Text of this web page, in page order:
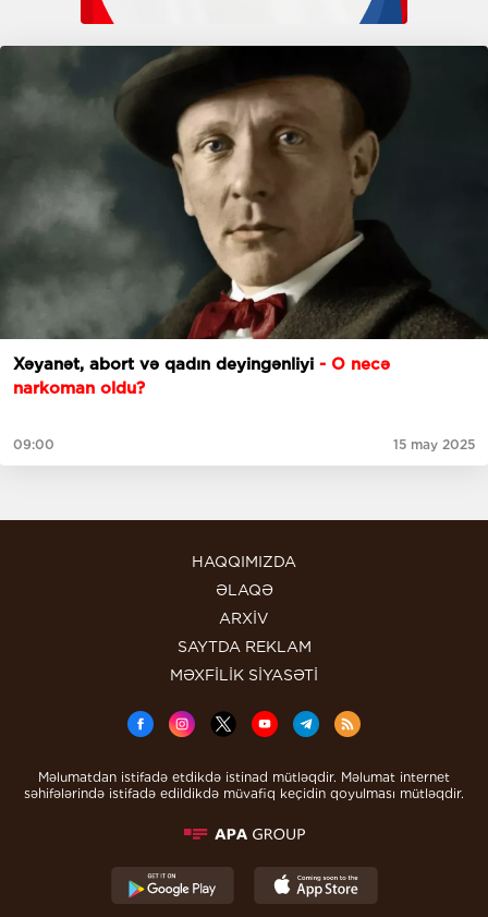
Xəyanət, abort və qadın deyingənliyi - O necə
narkoman oldu?
09:00 15 may 2025
HAQQIMIZDA
ƏLAQƏ
ARXİV
SAYTDA REKLAM
MƏXFİLİK SİYASƏTİ
Məlumatdan istifadə etdikdə istinad mütləqdir. Məlumat internet
səhifələrində istifadə edildikdə müvafiq keçidin qoyulması mütləqdir.